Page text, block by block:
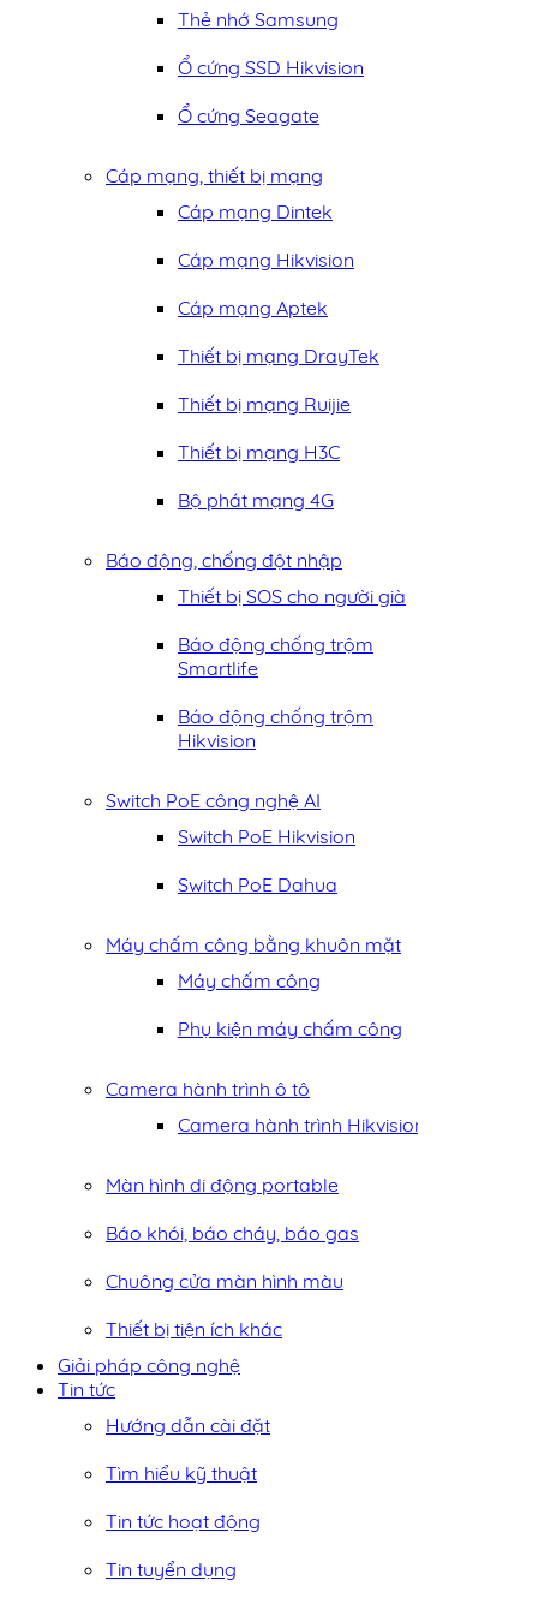
Thẻ nhớ Samsung
Ổ cứng SSD Hikvision
Ổ cứng Seagate
Cáp mạng, thiết bị mạng
Cáp mạng Dintek
Cáp mạng Hikvision
Cáp mạng Aptek
Thiết bị mạng DrayTek
Thiết bị mạng Ruijie
Thiết bị mạng H3C
Bộ phát mạng 4G
Báo động, chống đột nhập
Thiết bị SOS cho người già
Báo động chống trộm
Smartlife
Báo động chống trộm
Hikvision
Switch PoE công nghệ AI
Switch PoE Hikvision
Switch PoE Dahua
Máy chấm công bằng khuôn mặt
Máy chấm công
Phụ kiện máy chấm công
Camera hành trình ô tô
Camera hành trình Hikvision
Màn hình di động portable
Báo khói, báo cháy, báo gas
Chuông cửa màn hình màu
Thiết bị tiện ích khác
Giải pháp công nghệ
Tin tức
Hướng dẫn cài đặt
Tìm hiểu kỹ thuật
Tin tức hoạt động
Tin tuyển dụng